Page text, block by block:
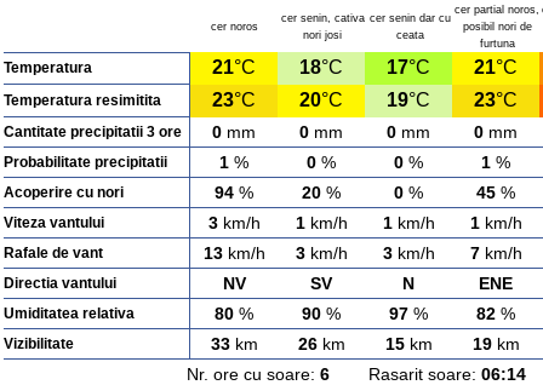
cer noros
cer senin, cativa
nori josi
cer senin dar cu
ceata
cer partial noros,
posibil nori de
furtuna
Temperatura 21°C 18°C 17°C 21°C
Temperatura resimitita 23°C 20°C 19°C 23°C
Cantitate precipitatii 3 ore 0 mm 0 mm 0 mm 0 mm
Probabilitate precipitatii 1 % 0 % 0 % 1 %
Acoperire cu nori 94 % 20 % 0 % 45 %
Viteza vantului 3km/h 1km/h 1km/h 1km/h
Rafale de vant 13km/h 3km/h 3km/h 7km/h
Directia vantului NV SV N ENE
Umiditatea relativa 80 % 90 % 97 % 82 %
Vizibilitate 33km 26km 15km 19km
Nr. ore cu soare: 6Rasarit soare: 06:14